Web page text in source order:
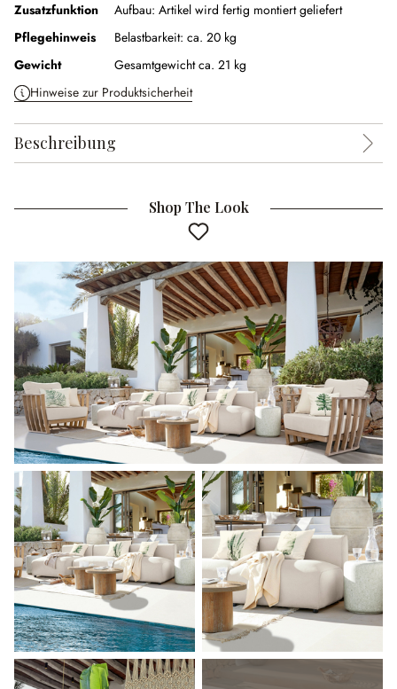
Zusatzfunktion
Aufbau: Artikel wird fertig montiert geliefert
Pflegehinweis
Belastbarkeit: ca. 20 kg
Gewicht
Gesamtgewicht ca. 21 kg
Hinweise zur Produktsicherheit
Beschreibung
Shop The Look